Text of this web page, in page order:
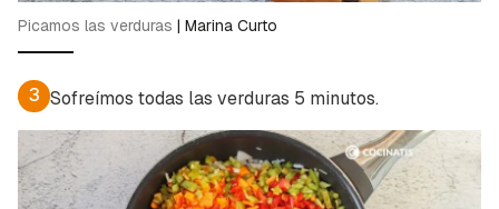
Picamos las verduras | Marina Curto
3 Sofreímos todas las verduras 5 minutos.